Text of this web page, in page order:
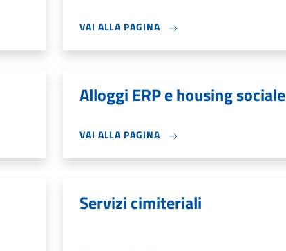
VAI ALLA PAGINA
Alloggi ERP e housing sociale
VAI ALLA PAGINA
Servizi cimiteriali